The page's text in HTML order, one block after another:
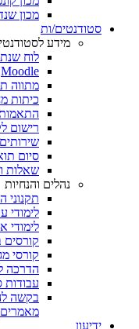
מכון
סטודנטים/ות
מידע
לוח
Moodle
מתווה
כיתות
התאמות
רישום
סיום
שאלות
נהלים והנחיות
תקנוני
לימודי
לימודי
קורסי
הדרכה
עבודות
בקשה
מאמרים
ידיעון